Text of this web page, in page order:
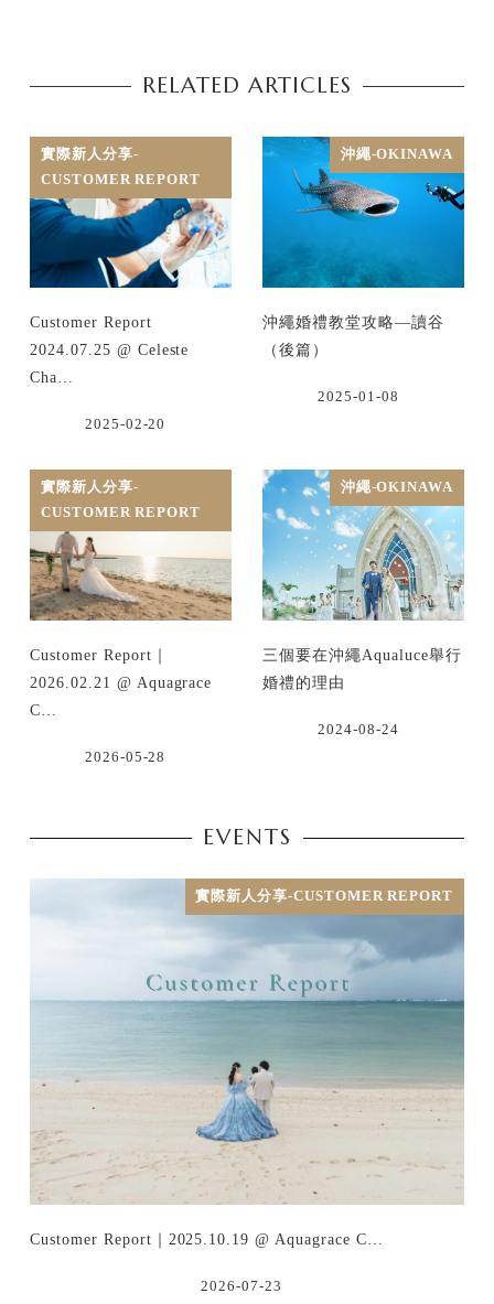
RELATED ARTICLES
實際新人分享-
CUSTOMER REPORT
Customer Report
2024.07.25 @ Celeste
Cha…
2025-02-20
沖繩-OKINAWA
沖繩婚禮教堂攻略—讀谷
（後篇）
2025-01-08
實際新人分享-
CUSTOMER REPORT
Customer Report｜
2026.02.21 @ Aquagrace
C…
2026-05-28
沖繩-OKINAWA
三個要在沖繩Aqualuce舉行
婚禮的理由
2024-08-24
EVENTS
實際新人分享-CUSTOMER REPORT
Customer Report｜2025.10.19 @ Aquagrace C…
2026-07-23